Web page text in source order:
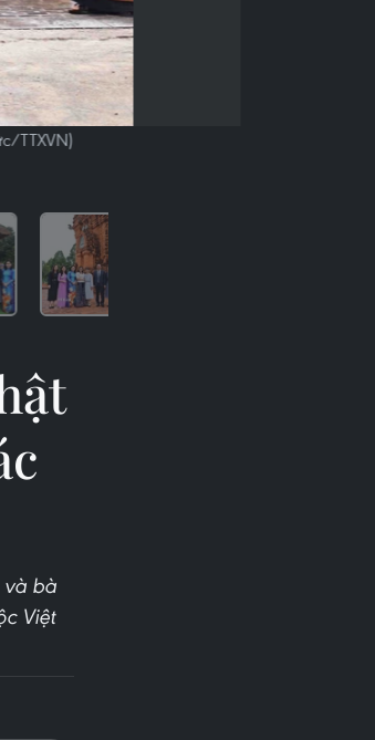
TTXVN)
và bà
Việt